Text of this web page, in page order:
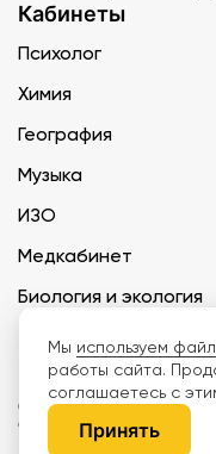
Кабинеты
Психолог
Химия
География
Музыка
ИЗО
Медкабинет
Биология и экология
Технология
ООО «Дети наше будущее»
667101001 БИК 046577674
Мы используем
работы сайта.
соглашаетесь с
Принять